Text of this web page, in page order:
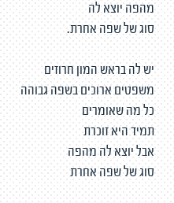
מהפה יוצא לה
סוג של שפה אחרת.
יש לה בראש המון חרוזים
משפטים ארוכים בשפה גבוהה
כל מה שאומרים
תמיד היא זוכרת
אבל יוצא לה מהפה
סוג של שפה אחרת